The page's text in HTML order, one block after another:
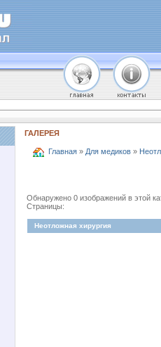
ГАЛЕРЕЯ
Главная » Для медиков »
Обнаружено 0 изображений в этой
Страницы:
Неотложная хирургия